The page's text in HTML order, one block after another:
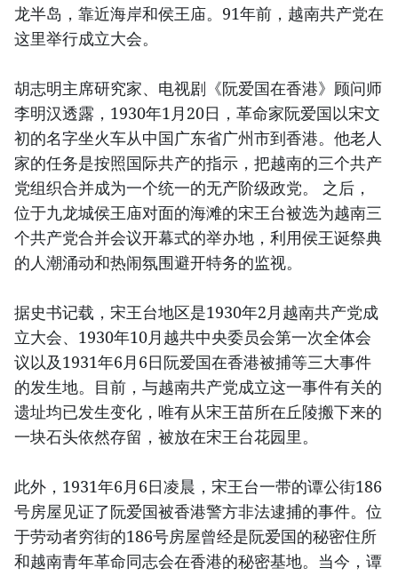
龙半岛，靠近海岸和侯王庙。91年前，越南共产党在
这里举行成立大会。
胡志明主席研究家、电视剧《阮爱国在香港》顾问师
李明汉透露，1930年1月20日，革命家阮爱国以宋文
初的名字坐火车从中国广东省广州市到香港。他老人
家的任务是按照国际共产的指示，把越南的三个共产
党组织合并成为一个统一的无产阶级政党。 之后，
位于九龙城侯王庙对面的海滩的宋王台被选为越南三
个共产党合并会议开幕式的举办地，利用侯王诞祭典
的人潮涌动和热闹氛围避开特务的监视。
据史书记载，宋王台地区是1930年2月越南共产党成
立大会、1930年10月越共中央委员会第一次全体会
议以及1931年6月6日阮爱国在香港被捕等三大事件
的发生地。目前，与越南共产党成立这一事件有关的
遗址均已发生变化，唯有从宋王苗所在丘陵搬下来的
一块石头依然存留，被放在宋王台花园里。
此外，1931年6月6日凌晨，宋王台一带的谭公街186
号房屋见证了阮爱国被香港警方非法逮捕的事件。位
于劳动者穷街的186号房屋曾经是阮爱国的秘密住所
和越南青年革命同志会在香港的秘密基地。当今，谭